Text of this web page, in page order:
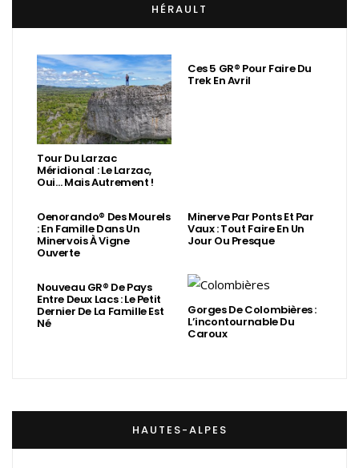
HÉRAULT
Tour Du Larzac
Méridional : Le Larzac,
Oui… Mais Autrement !
Ces 5 GR® Pour Faire Du
Trek En Avril
Oenorando® Des Mourels
: En Famille Dans Un
Minervois À Vigne
Ouverte
Minerve Par Ponts Et Par
Vaux : Tout Faire En Un
Jour Ou Presque
Nouveau GR® De Pays
Entre Deux Lacs : Le Petit
Dernier De La Famille Est
Né
Gorges De Colombières :
L’incontournable Du
Caroux
HAUTES-ALPES